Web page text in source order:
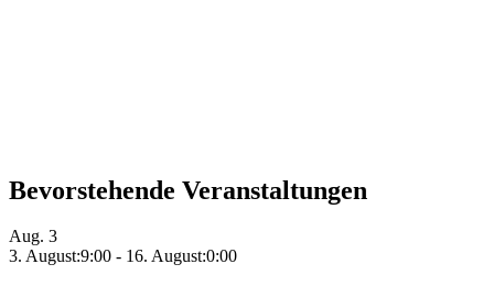
Bevorstehende Veranstaltungen
Aug. 3
3. August:9:00 - 16. August:0:00